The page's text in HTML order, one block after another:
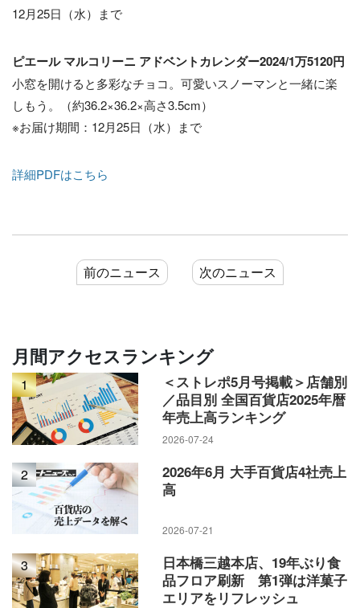
12月25日（水）まで
ピエール マルコリーニ アドベントカレンダー2024/1万5120円
小窓を開けると多彩なチョコ。可愛いスノーマンと一緒に楽
しもう。（約36.2×36.2×高さ3.5cm）
※お届け期間：12月25日（水）まで
詳細PDFはこちら
前のニュース 次のニュース
月間アクセスランキング
1
＜ストレポ5月号掲載＞店舗別
／品目別 全国百貨店2025年暦
年売上高ランキング
2026-07-24
2
2026年6月 大手百貨店4社売上
高
2026-07-21
3
日本橋三越本店、19年ぶり食
品フロア刷新 第1弾は洋菓子
エリアをリフレッシュ